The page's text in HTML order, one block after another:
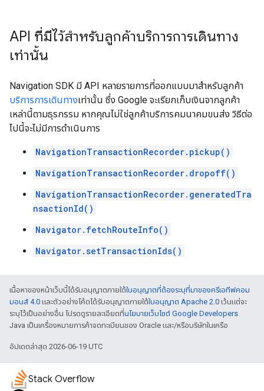
API ที่มีไว้สำหรับลูกค้าบริการการเดินทาง
เท่านั้น
Navigation SDK มี API หลายรายการที่ออกแบบมาสำหรับลูกค้า
บริการการเดินทางเท่านั้น ซึ่ง Google จะเรียกเก็บเงินจากลูกค้า
เหล่านี้ตามธุรกรรม หากคุณไม่ใช่ลูกค้าบริการคมนาคมขนส่ง วิธีต่อ
ไปนี้จะไม่มีการดำเนินการ
NavigationTransactionRecorder.pickup()
NavigationTransactionRecorder.dropoff()
NavigationTransactionRecorder.generatedTra
nsactionId()
Navigator.fetchRouteInfo()
Navigator.setTransactionIds()
เนื้อหาของหน้าเว็บนี้ได้รับอนุญาตภายใต้ใบอนุญาตที่ต้องระบุที่มาของครีเอทีฟคอม
มอนส์ 4.0 และตัวอย่างโค้ดได้รับอนุญาตภายใต้ใบอนุญาต Apache 2.0 เว้นแต่จะ
ระบุไว้เป็นอย่างอื่น โปรดดูรายละเอียดที่นโยบายเว็บไซต์ Google Developers
Java เป็นเครื่องหมายการค้าจดทะเบียนของ Oracle และ/หรือบริษัทในเครือ
อัปเดตล่าสุด 2026-06-19 UTC
Stack Overflow